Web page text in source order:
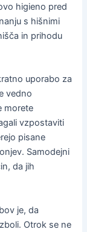
higieno pred
s hišnimi
in prihodu
uporabo za
vedno
morete
vzpostaviti
pisane
Samodejni
da jih
je, da
Otrok se ne